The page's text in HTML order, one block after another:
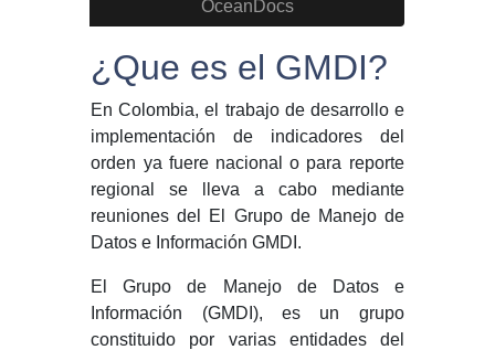
OceanDocs
¿Que es el GMDI?
En Colombia, el trabajo de desarrollo e
implementación de indicadores del
orden ya fuere nacional o para reporte
regional se lleva a cabo mediante
reuniones del El Grupo de Manejo de
Datos e Información GMDI.
El Grupo de Manejo de Datos e
Información (GMDI), es un grupo
constituido por varias entidades del